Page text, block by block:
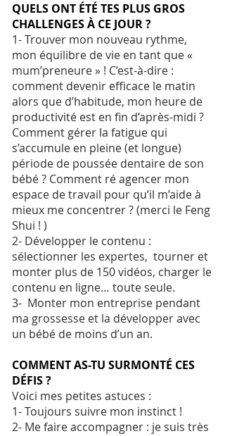
QUELS ONT ÉTÉ TES PLUS GROS
CHALLENGES À CE JOUR ?
1- Trouver mon nouveau rythme,
mon équilibre de vie en tant que «
mum’preneure » ! C’est-à-dire :
comment devenir efficace le matin
alors que d’habitude, mon heure de
productivité est en fin d’après-midi ?
Comment gérer la fatigue qui
s’accumule en pleine (et longue)
période de poussée dentaire de son
bébé ? Comment ré agencer mon
espace de travail pour qu’il m’aide à
mieux me concentrer ? (merci le Feng
Shui ! )
2- Développer le contenu :
sélectionner les expertes, tourner et
monter plus de 150 vidéos, charger le
contenu en ligne… toute seule.
3- Monter mon entreprise pendant
ma grossesse et la développer avec
un bébé de moins d’un an.
COMMENT AS-TU SURMONTÉ CES
DÉFIS ?
Voici mes petites astuces :
1- Toujours suivre mon instinct !
2- Me faire accompagner : je suis très